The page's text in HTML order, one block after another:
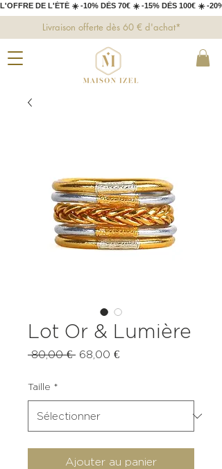
Livraison offerte dès 60 € d'achat*
L'OFFRE DE L'ÉTÉ ☀️ -10% DÈS 70€ ☀️ -15% DÈS 100€ ☀️ -
Lot Or & Lumière
80,00 € Prix
68,00 €Prix
Taille *
Ajouter au panier